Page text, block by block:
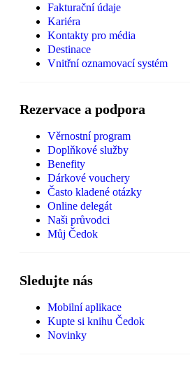
Fakturační údaje
Kariéra
Kontakty pro média
Destinace
Vnitřní oznamovací systém
Rezervace a podpora
Věrnostní program
Doplňkové služby
Benefity
Dárkové vouchery
Často kladené otázky
Online delegát
Naši průvodci
Můj Čedok
Sledujte nás
Mobilní aplikace
Kupte si knihu Čedok
Novinky